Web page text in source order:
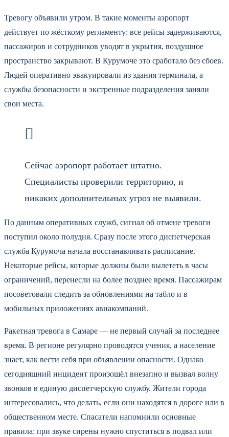
Тревогу объявили утром. В такие моменты аэропорт
действует по жёсткому регламенту: все рейсы задерживаются,
пассажиров и сотрудников уводят в укрытия, воздушное
пространство закрывают. В Курумоче это сработало без сбоев.
Людей оперативно эвакуировали из здания терминала, а
службы безопасности и экстренные подразделения заняли
свои места.
Сейчас аэропорт работает штатно.
Специалисты проверили территорию, и
никаких дополнительных угроз не выявили.
По данным оперативных служб, сигнал об отмене тревоги
поступил около полудня. Сразу после этого диспетчерская
служба Курумоча начала восстанавливать расписание.
Некоторые рейсы, которые должны были вылететь в часы
ограничений, перенесли на более позднее время. Пассажирам
посоветовали следить за обновлениями на табло и в
мобильных приложениях авиакомпаний.
Ракетная тревога в Самаре — не первый случай за последнее
время. В регионе регулярно проводятся учения, а население
знает, как вести себя при объявлении опасности. Однако
сегодняшний инцидент произошёл внезапно и вызвал волну
звонков в единую диспетчерскую службу. Жители города
интересовались, что делать, если они находятся в дороге или в
общественном месте. Спасатели напомнили основные
правила: при звуке сирены нужно спуститься в подвал или